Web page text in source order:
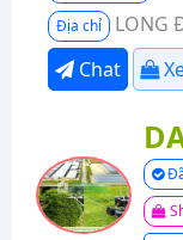
Địa chỉ
LONG
Chat